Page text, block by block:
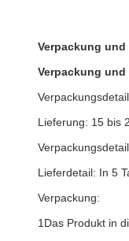
Verpackung
Verpackung
Lieferung: 15 bis
Lieferdetail: In 5
Verpackung:
1Das Produkt in